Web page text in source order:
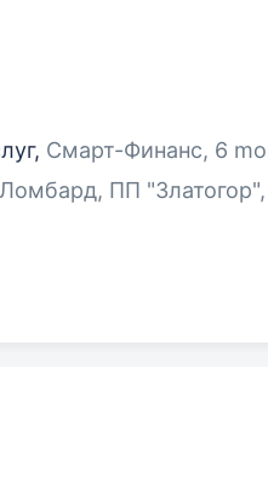
Смарт-Финанс, 6
Ломбард, ПП "Златогор",